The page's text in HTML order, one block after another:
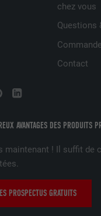
AVANTAGES DES PRODUITS
maintenant ! Il suffit de
PROSPECTUS GRATUITS
chez vous
Questions
Contact
Utilisé par le service de
services intégrés.
2 ans